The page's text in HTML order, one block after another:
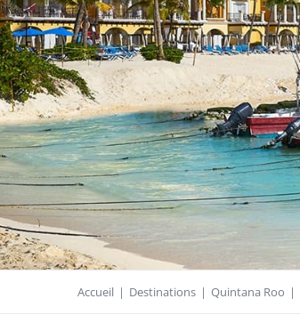
Accueil | Destinations | Quintana Roo |